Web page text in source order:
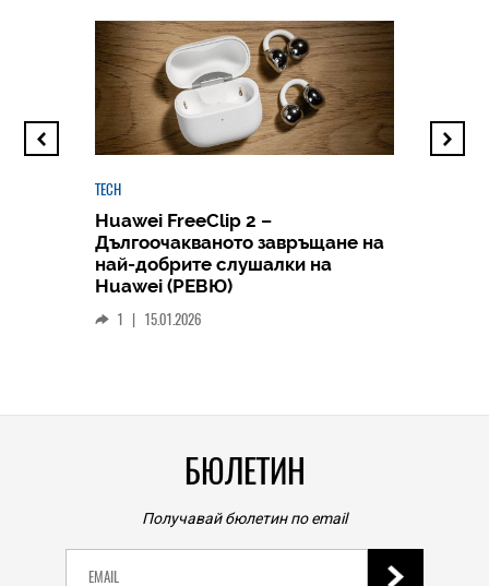
TECH
Huawei FreeClip 2 –
Дългоочакваното завръщане на
най-добрите слушалки на
Huawei (РЕВЮ)
1 | 15.01.2026
БЮЛЕТИН
Получавай бюлетин по email